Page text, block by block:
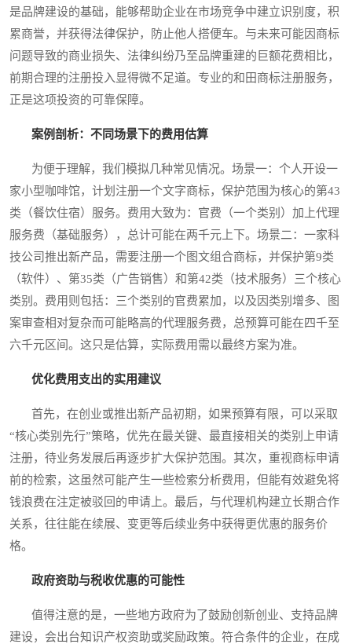
是品牌建设的基础，能够帮助企业在市场竞争中建立识别度，积
累商誉，并获得法律保护，防止他人搭便车。与未来可能因商标
问题导致的商业损失、法律纠纷乃至品牌重建的巨额花费相比，
前期合理的注册投入显得微不足道。专业的和田商标注册服务，
正是这项投资的可靠保障。
案例剖析：不同场景下的费用估算
为便于理解，我们模拟几种常见情况。场景一：个人开设一
家小型咖啡馆，计划注册一个文字商标，保护范围为核心的第43
类（餐饮住宿）服务。费用大致为：官费（一个类别）加上代理
服务费（基础服务），总计可能在两千元上下。场景二：一家科
技公司推出新产品，需要注册一个图文组合商标，并保护第9类
（软件）、第35类（广告销售）和第42类（技术服务）三个核心
类别。费用则包括：三个类别的官费累加，以及因类别增多、图
案审查相对复杂而可能略高的代理服务费，总预算可能在四千至
六千元区间。这只是估算，实际费用需以最终方案为准。
优化费用支出的实用建议
首先，在创业或推出新产品初期，如果预算有限，可以采取
“核心类别先行”策略，优先在最关键、最直接相关的类别上申请
注册，待业务发展后再逐步扩大保护范围。其次，重视商标申请
前的检索，这虽然可能产生一些检索分析费用，但能有效避免将
钱浪费在注定被驳回的申请上。最后，与代理机构建立长期合作
关系，往往能在续展、变更等后续业务中获得更优惠的服务价
格。
政府资助与税收优惠的可能性
值得注意的是，一些地方政府为了鼓励创新创业、支持品牌
建设，会出台知识产权资助或奖励政策。符合条件的企业，在成